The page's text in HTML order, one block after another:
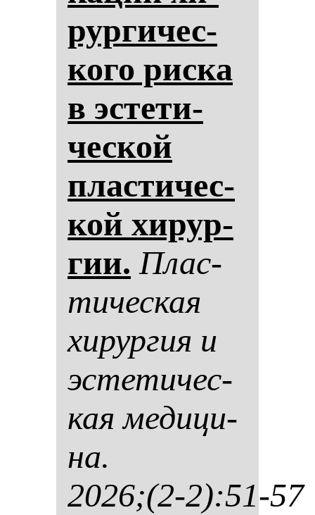
рур­ги­чес­
ко­го рис­ка
в эс­те­ти­
чес­кой
плас­ти­чес­
кой хи­рур­
гии. Плас­
ти­чес­кая
хи­рур­гия и
эс­те­ти­чес­
кая ме­ди­ци­
на.
2026;(2-2):51-57